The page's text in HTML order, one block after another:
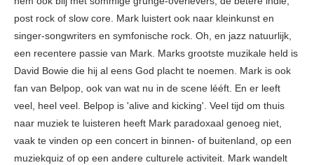
post rock of slow core. Mark luistert ook naar kleinkunst en
singer-songwriters en symfonische rock. Oh, en jazz natuurlijk,
een recentere passie van Mark. Marks grootste muzikale held is
David Bowie die hij al eens God placht te noemen. Mark is ook
fan van Belpop, ook van wat nu in de scene lééft. En er leeft
veel, heel veel. Belpop is 'alive and kicking'. Veel tijd om thuis
naar muziek te luisteren heeft Mark paradoxaal genoeg niet,
vaak te vinden op een concert in binnen- of buitenland, op een
muziekquiz of op een andere culturele activiteit. Mark wandelt